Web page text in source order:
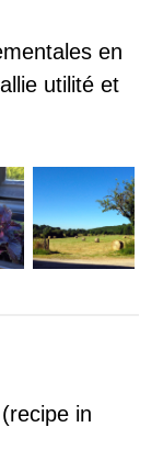
en
utilité et
(recipe in